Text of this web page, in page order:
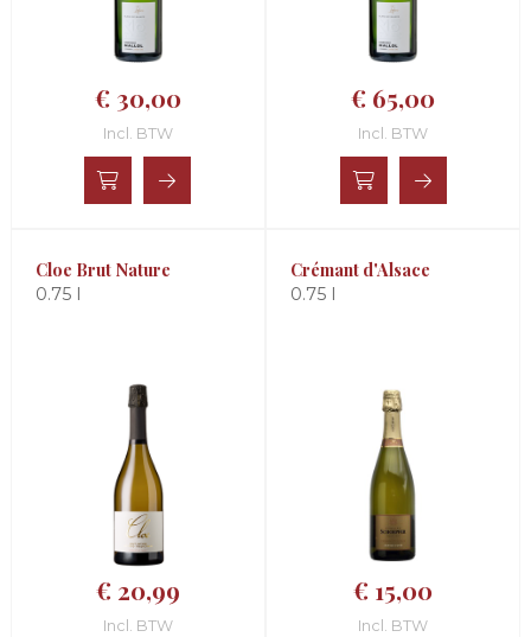
€ 30,00
Incl. BTW
€ 65,00
Incl. BTW
Cloe Brut Nature
0.75 l
€ 20,99
Incl. BTW
Crémant d'Alsace
0.75 l
€ 15,00
Incl. BTW